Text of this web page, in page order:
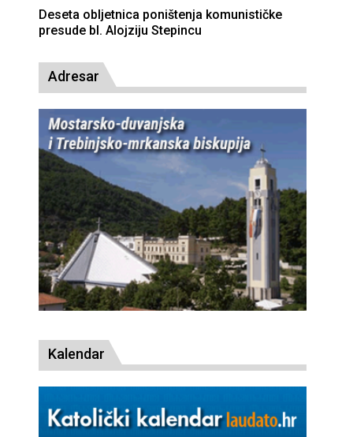
Deseta obljetnica poništenja komunističke
presude bl. Alojziju Stepincu
Adresar
Kalendar